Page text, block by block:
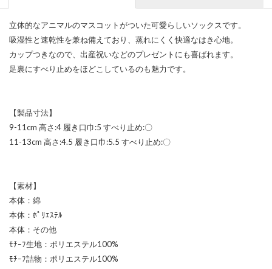
立体的なアニマルのマスコットがついた可愛らしいソックスです。
吸湿性と速乾性を兼ね備えており、蒸れにくく快適なはき心地。
カップつきなので、出産祝いなどのプレゼントにも喜ばれます。
足裏にすべり止めをほどこしているのも魅力です。
【製品寸法】
9-11cm 高さ:4 履き口巾:5 すべり止め:〇
11-13cm 高さ:4.5 履き口巾:5.5 すべり止め:〇
【素材】
本体：綿
本体：ﾎﾟﾘｴｽﾃﾙ
本体：その他
ﾓﾁｰﾌ生地：ポリエステル100%
ﾓﾁｰﾌ詰物：ポリエステル100%